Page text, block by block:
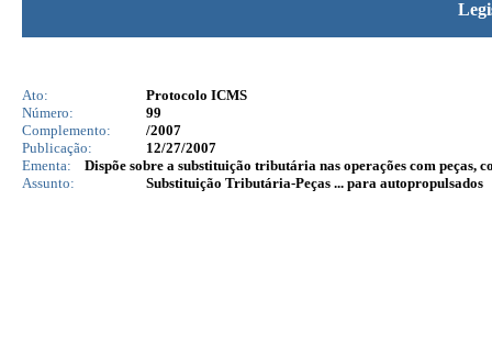
Ato:
Protocolo ICMS
Número:
99
Complemento:
/2007
Publicação:
12/27/2007
Ementa:
Dispõe sobre a substituição tributária nas operações com peças,
Assunto:
Substituição Tributária-Peças ... para autopropulsados